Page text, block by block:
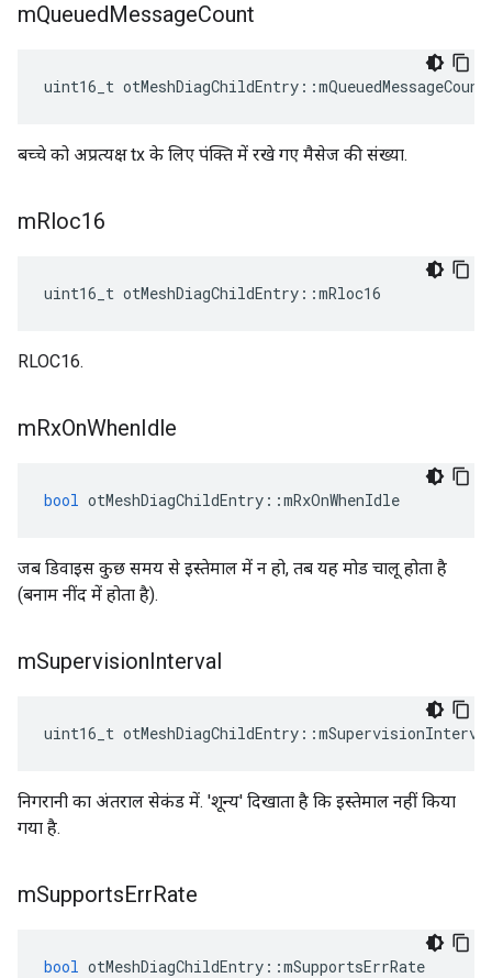
mQueuedMessageCount
uint16_t otMeshDiagChildEntry ::mQueuedMessageCount
बच्चे को अप्रत्यक्ष tx के लिए पंक्ति में रखे गए मैसेज की संख्या.
mRloc16
uint16_t otMeshDiagChildEntry ::mRloc16
RLOC16.
mRxOnWhenIdle
bool otMeshDiagChildEntry ::mRxOnWhenIdle
जब डिवाइस कुछ समय से इस्तेमाल में न हो, तब यह मोड चालू होता है
(बनाम नींद में होता है).
mSupervisionInterval
uint16_t otMeshDiagChildEntry ::
निगरानी का अंतराल सेकंड में. 'शून्य' दिखाता है कि इस्तेमाल नहीं किया
गया है.
mSupportsErrRate
bool otMeshDiagChildEntry ::mSupportsErrRate